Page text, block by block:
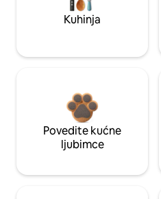
Kuhinja
Povedite kućne
ljubimce